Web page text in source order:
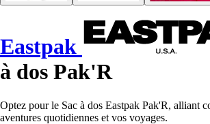
Eastpak
à dos Pak'R
Optez pour le Sac à dos Eastpak Pak'R, alliant
aventures quotidiennes et vos voyages.